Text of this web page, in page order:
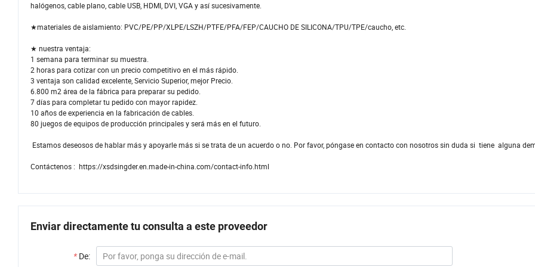
halógenos, cable plano, cable USB, HDMI, DVI, VGA y así sucesivamente.
★materiales de aislamiento: PVC/PE/PP/XLPE/LSZH/PTFE/PFA/FEP/CAUCHO DE SILICONA/TPU/TPE/caucho, etc.
★ nuestra ventaja:
1 semana para terminar su muestra.
2 horas para cotizar con un precio competitivo en el más rápido.
3 ventaja son calidad excelente, Servicio Superior, mejor Precio.
6.800 m2 área de la fábrica para preparar su pedido.
7 días para completar tu pedido con mayor rapidez.
10 años de experiencia en la fabricación de cables.
80 juegos de equipos de producción principales y será más en el futuro.
Estamos deseosos de hablar más y apoyarle más si se trata de un acuerdo o no. Por favor, póngase en contacto con nosotros sin duda si tiene alguna
Contáctenos : https://xsdsingder.en.made-in-china.com/contact-info.html
Enviar directamente tu consulta a este proveedor
* De: